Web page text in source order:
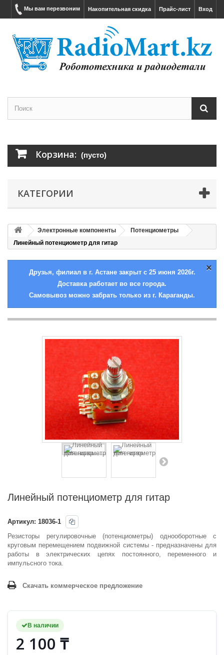
Вход
Прайс-лист
Накопительная скидка
Мы вам перезвоним
Корзина: (пусто)
КАТЕГОРИИ
Электронные компоненты
Потенциометры
Линейный потенциометр для гитар
×
Друзья, филиал в г. Астане закрыт с 25 июня 2026г.
Доставка работает во все города.
Самовывоз можно забрать только из г. Караганды.
Линейный потенциометр для гитар
Артикул: 18036-1
Резисторы регулировочные (потенциометры) однооборотные с
круговым перемещением подвижной системы - предназначены для
работы в электрических цепях постоянного, переменного и
импульсного тока.
Скачать коммерческое предложение
В наличии
2 100 ₸